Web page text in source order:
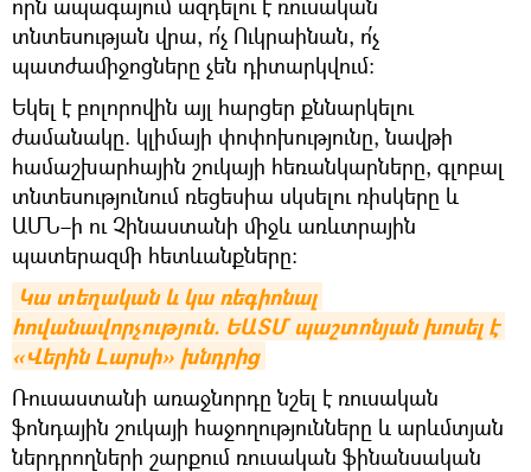
որն ապագայում ազդելու է ռուսական
տնտեսության վրա, ո՛չ Ուկրաինան, ո՛չ
պատժամիջոցները չեն դիտարկվում։
Եկել է բոլորովին այլ հարցեր քննարկելու
ժամանակը. կլիմայի փոփոխությունը, նավթի
համաշխարհային շուկայի հեռանկարները, գլոբալ
տնտեսությունում ռեցեսիա սկսելու ռիսկերը և
ԱՄՆ–ի ու Չինաստանի միջև առևտրային
պատերազմի հետևանքները։
Կա տեղական և կա ռեգիոնալ
հովանավորչություն. ԵԱՏՄ պաշտոնյան խոսել է
«Վերին Լարսի» խնդրից
Ռուսաստանի առաջնորդը նշել է ռուսական
ֆոնդային շուկայի հաջողությունները և արևմտյան
ներդրողների շարքում ռուսական ֆինանսական